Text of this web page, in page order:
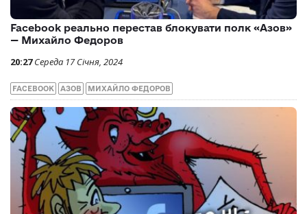
Facebook реально перестав блокувати полк «Азов»
— Михайло Федоров
20:27 Середа 17 Січня, 2024
FACEBOOK АЗОВ МИХАЙЛО ФЕДОРОВ